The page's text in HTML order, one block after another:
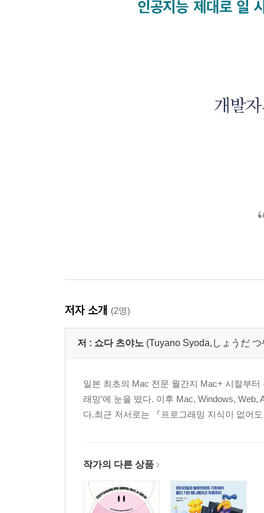
저자 소개 (2명)
저 : 쇼다 츠야노 (Tuyano Syoda,しょうだ
일본 최초의 Mac 전문 월간지 Mac+ 시절부
래밍’에 눈을 떴다. 이후 Mac, Windows,
다.최근 저서로는 『프로그래밍 지식이 없어
작가의 다른 상품